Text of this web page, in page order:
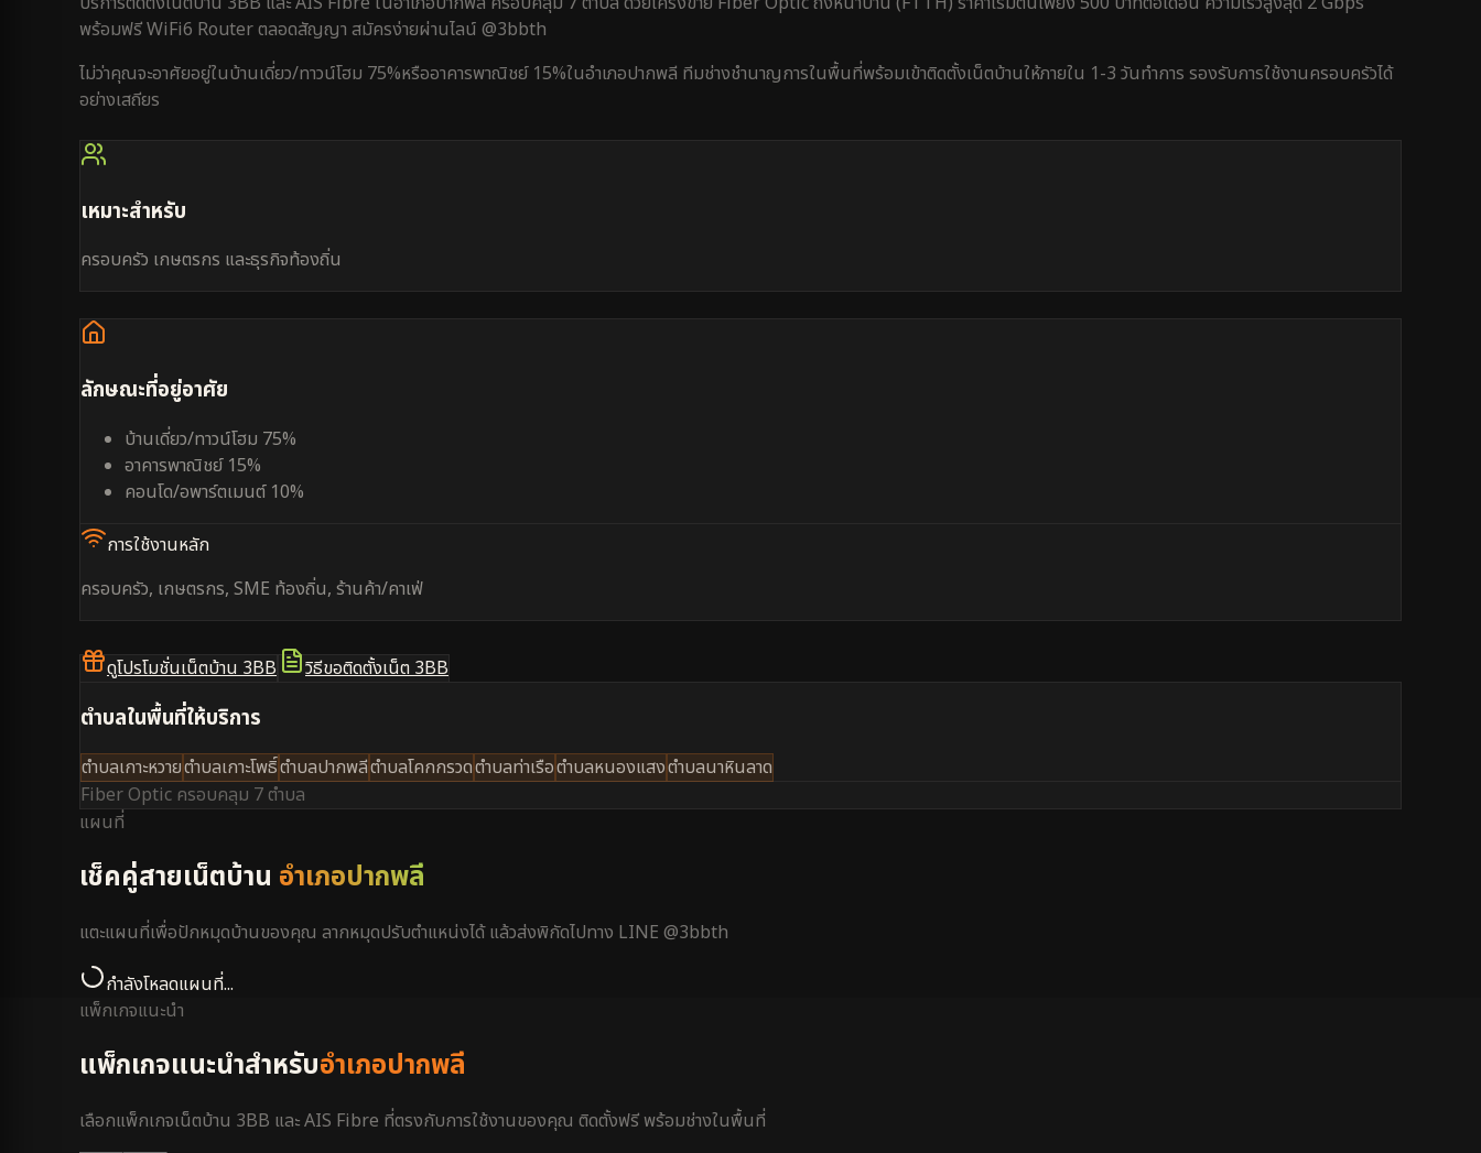
พร้อมฟรี WiFi6 Router ตลอดสัญญา สมัครง่ายผ่านไลน์ @3bbth
ไม่ว่าคุณจะอาศัยอยู่ในบ้านเดี่ยว/ทาวน์โฮม 75%หรืออาคารพาณิชย์ 15%ในอำเภอปากพลี ทีมช่างชำนาญการในพื้นที่พร้อมเข้าติดตั้งเน็ตบ้านให้ภายใน 1-3 วันทำการ รองรับการใช้งานครอบครัวได้
อย่างเสถียร
เหมาะสำหรับ
ครอบครัว เกษตรกร และธุรกิจท้องถิ่น
ลักษณะที่อยู่อาศัย
บ้านเดี่ยว/ทาวน์โฮม 75%
อาคารพาณิชย์ 15%
คอนโด/อพาร์ตเมนต์ 10%
การใช้งานหลัก
ครอบครัว, เกษตรกร, SME ท้องถิ่น, ร้านค้า/คาเฟ่
ดูโปรโมชั่นเน็ตบ้าน 3BB วิธีขอติดตั้งเน็ต 3BB
ตำบลในพื้นที่ให้บริการ
ตำบลเกาะหวายตำบลเกาะโพธิ์ตำบลปากพลีตำบลโคกกรวดตำบลท่าเรือตำบลหนองแสงตำบลนาหินลาด
Fiber Optic ครอบคลุม 7 ตำบล
แผนที่
เช็คคู่สายเน็ตบ้าน อำเภอปากพลี
แตะแผนที่เพื่อปักหมุดบ้านของคุณ ลากหมุดปรับตำแหน่งได้ แล้วส่งพิกัดไปทาง LINE @3bbth
กำลังโหลดแผนที่...
แพ็กเกจแนะนำ
แพ็กเกจแนะนำสำหรับอำเภอปากพลี
เลือกแพ็กเกจเน็ตบ้าน 3BB และ AIS Fibre ที่ตรงกับการใช้งานของคุณ ติดตั้งฟรี พร้อมช่างในพื้นที่